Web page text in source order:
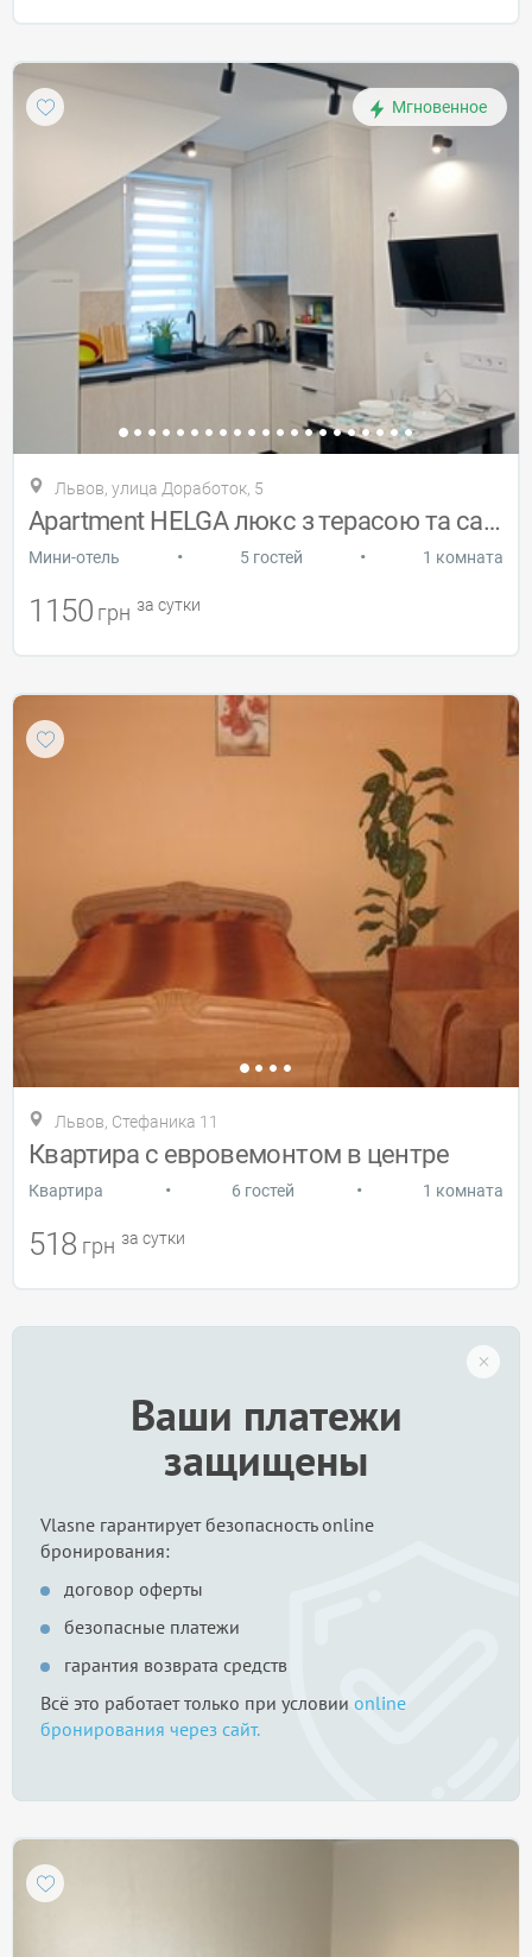
Мгновенное
Львов, улица Доработок, 5
Apartment HELGA люкс з терасою та садом
Мини-отель • 5 гостей • 1 комната
1150 грн за сутки
Львов, Стефаника 11
Квартира с евровемонтом в центре
Квартира • 6 гостей • 1 комната
518 грн за сутки
Ваши платежи
защищены
Vlasne гарантирует безопасность online
бронирования:
договор оферты
безопасные платежи
гарантия возврата средств
Всё это работает только при условии online
бронирования через сайт.